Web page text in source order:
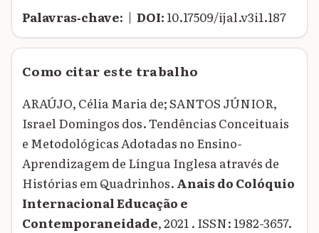
Palavras‑chave: | DOI: 10.17509/ijal.v3i1.187
Como citar este trabalho
ARAÚJO, Célia Maria de; SANTOS JÚNIOR,
Israel Domingos dos. Tendências Conceituais
e Metodológicas Adotadas no Ensino-
Aprendizagem de Língua Inglesa através de
Histórias em Quadrinhos. Anais do Colóquio
Internacional Educação e
Contemporaneidade, 2021 . ISSN: 1982-3657.